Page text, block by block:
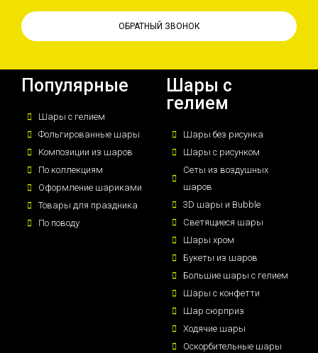
ОБРАТНЫЙ ЗВОНОК
Популярные
Шары с гелием
Фольгированные шары
Композиции из шаров
По коллекциям
Оформление шариками
Товары для праздника
По поводу
Шары с
гелием
Шары без рисунка
Шары с рисунком
Сеты из воздушных
шаров
3D шары и Bubble
Светящиеся шары
Шары хром
Букеты из шаров
Большие шары с гелием
Шары с конфетти
Шар сюрприз
Ходячие шары
Оскорбительные шары